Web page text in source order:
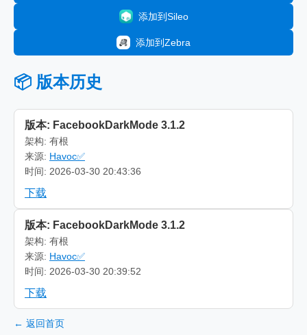
添加到Sileo
添加到Zebra
📦 版本历史
版本: FacebookDarkMode 3.1.2
架构: 有根
来源: Havoc✅
时间: 2026-03-30 20:43:36
下载
版本: FacebookDarkMode 3.1.2
架构: 有根
来源: Havoc✅
时间: 2026-03-30 20:39:52
下载
← 返回首页